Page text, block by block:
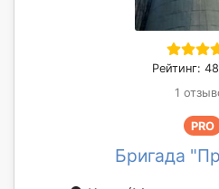
Рейтинг:
1
PRO
Бригада